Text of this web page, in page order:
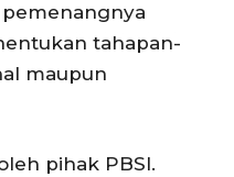
tahapan-
maupun
pihak PBSI.